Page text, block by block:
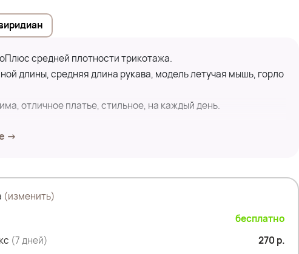
средней плотности трикотажа.
длины, средняя длина рукава, модель летучая мышь, горло
отличное платье, стильное, на каждый день.
вискоза; 28% полиэстер; 14% полиамид
→
(изменить)
бесплатно
(7 дней)
270 р.